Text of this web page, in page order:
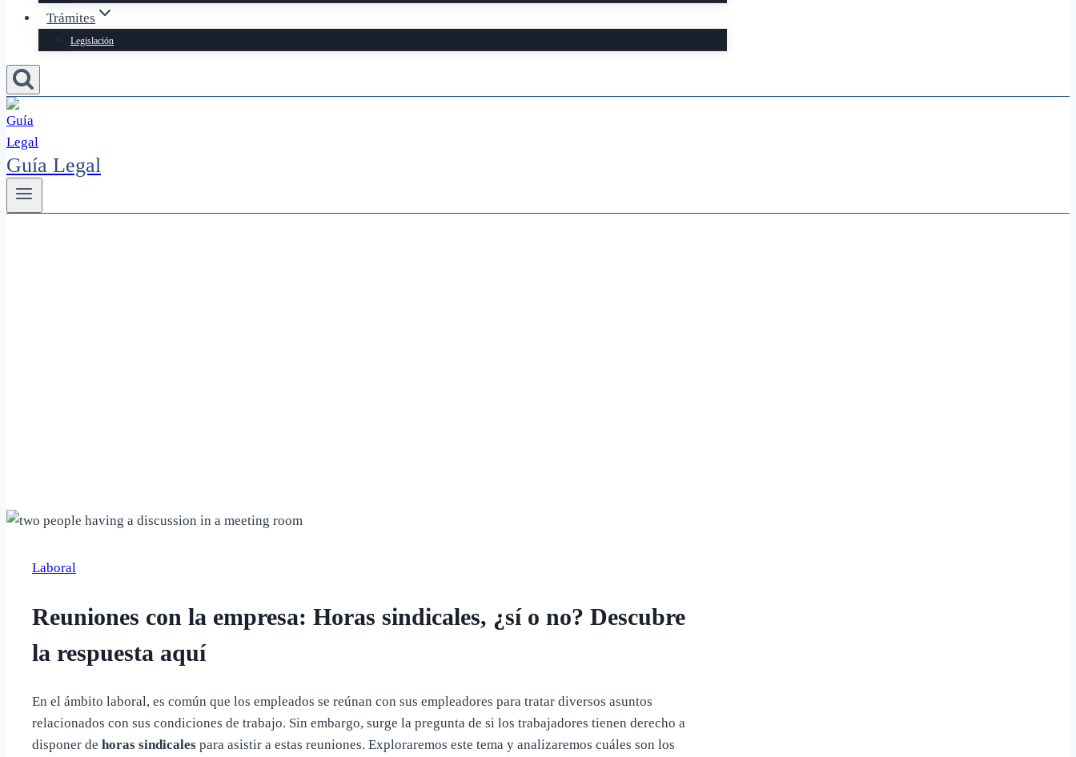
Trámites
Legislación
Guía Legal
Laboral
Reuniones con la empresa: Horas sindicales, ¿sí o no? Descubre
la respuesta aquí
En el ámbito laboral, es común que los empleados se reúnan con sus empleadores para tratar diversos asuntos
relacionados con sus condiciones de trabajo. Sin embargo, surge la pregunta de si los trabajadores tienen derecho a
disponer de horas sindicales para asistir a estas reuniones. Exploraremos este tema y analizaremos cuáles son los